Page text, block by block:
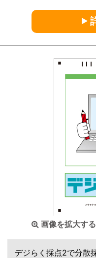
画像を拡大する
デジらく採点2で分散